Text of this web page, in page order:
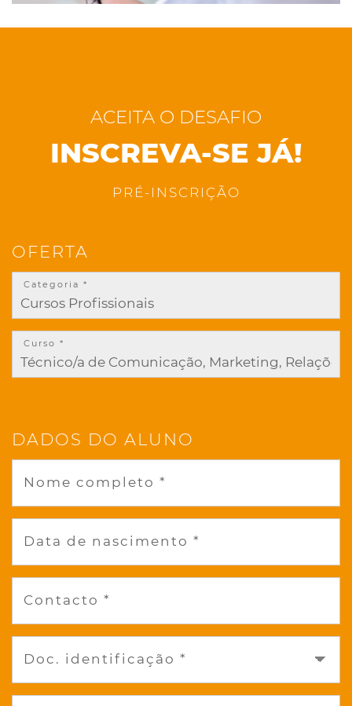
ACEITA O DESAFIO
INSCREVA-SE JÁ!
PRÉ-INSCRIÇÃO
OFERTA
Categoria *
Curso *
DADOS DO ALUNO
Nome completo *
Data de nascimento *
Contacto *
Doc. identificação *